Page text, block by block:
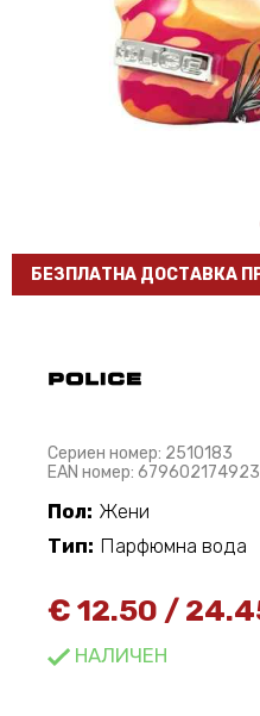
БЕЗПЛАТНА ДОСТАВКА
Сериен номер: 2510183
EAN номер: 679602174923
Пол: Жени
Тип: Парфюмна вода
€ 12.50 /
НАЛИЧЕН